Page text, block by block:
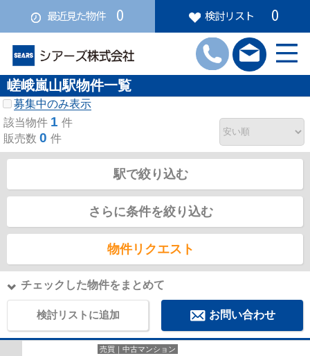
最近見た物件 0 検討リスト 0
嵯峨嵐山駅物件一覧
募集中のみ表示
該当物件 1 件
販売数 0 件
駅で絞り込む
さらに条件を絞り込む
物件リクエスト
チェックした物件をまとめて
検討リストに追加 お問い合わせ
売買｜中古マンション